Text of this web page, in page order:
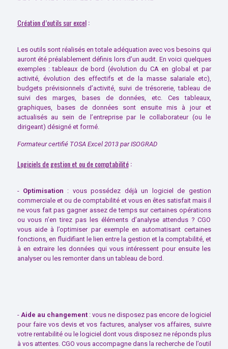
Création d’outils sur excel:
Les outils sont réalisés en totale adéquation avec vos besoins qui
auront été préalablement définis lors d’un audit. En voici quelques
exemples : tableaux de bord (évolution du CA en global et par
activité, évolution des effectifs et de la masse salariale etc),
budgets prévisionnels d’activité, suivi de trésorerie, tableau de
suivi des marges, bases de données, etc. Ces tableaux,
graphiques, bases de données sont ensuite mis à jour et
actualisés au sein de l’entreprise par le collaborateur (ou le
dirigeant) désigné et formé.
Formateur certifié TOSA Excel 2013 par ISOGRAD
Logiciels de gestion et ou de comptabilité:
- Optimisation : vous possédez déjà un logiciel de gestion
commerciale et ou de comptabilité et vous en êtes satisfait mais il
ne vous fait pas gagner assez de temps sur certaines opérations
ou vous n’en tirez pas les éléments d’analyse attendus ? CGO
vous aide à l’optimiser par exemple en automatisant certaines
fonctions, en fluidifiant le lien entre la gestion et la comptabilité, et
à en extraire les données qui vous intéressent pour ensuite les
analyser ou les remonter dans un tableau de bord.
- Aide au changement: vous ne disposez pas encore de logiciel
pour faire vos devis et vos factures, analyser vos affaires, suivre
votre rentabilité ou le logiciel dont vous disposez ne réponds plus
à vos attentes. CGO vous accompagne dans la recherche de l’outil